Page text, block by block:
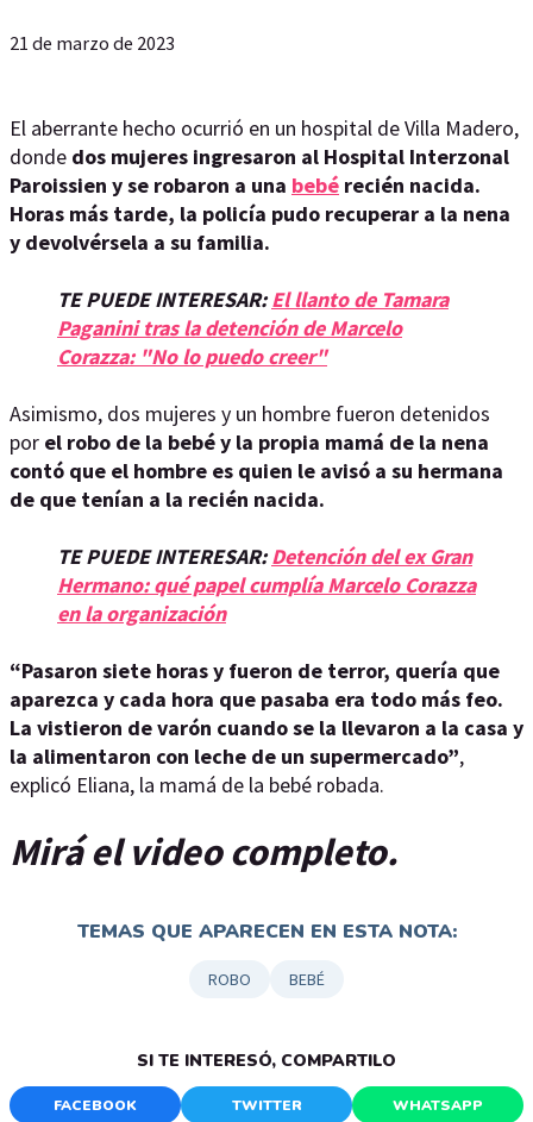
21 de marzo de 2023
El aberrante hecho ocurrió en un hospital de Villa Madero,
donde dos mujeres ingresaron al Hospital Interzonal
Paroissien y se robaron a una bebé recién nacida.
Horas más tarde, la policía pudo recuperar a la nena
y devolvérsela a su familia.
TE PUEDE INTERESAR:El llanto de Tamara
Paganini tras la detención de Marcelo
Corazza: "No lo puedo creer"
Asimismo, dos mujeres y un hombre fueron detenidos
por el robo de la bebé y la propia mamá de la nena
contó que el hombre es quien le avisó a su hermana
de que tenían a la recién nacida.
TE PUEDE INTERESAR:Detención del ex Gran
Hermano: qué papel cumplía Marcelo Corazza
en la organización
“Pasaron siete horas y fueron de terror, quería que
aparezca y cada hora que pasaba era todo más feo.
La vistieron de varón cuando se la llevaron a la casa y
la alimentaron con leche de un supermercado”,
explicó Eliana, la mamá de la bebé robada.
Mirá el video completo.
TEMAS QUE APARECEN EN ESTA NOTA:
ROBO BEBÉ
SI TE INTERESÓ, COMPARTILO
FACEBOOK TWITTER WHATSAPP